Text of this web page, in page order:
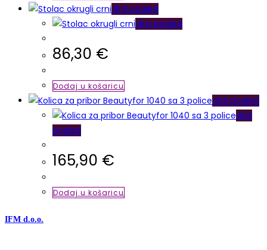
Brzi pogled
Brzi pogled
86,30 €
Dodaj u košaricu
Brzi pogled
Brzi
pogled
165,90 €
Dodaj u košaricu
IFM d.o.o.